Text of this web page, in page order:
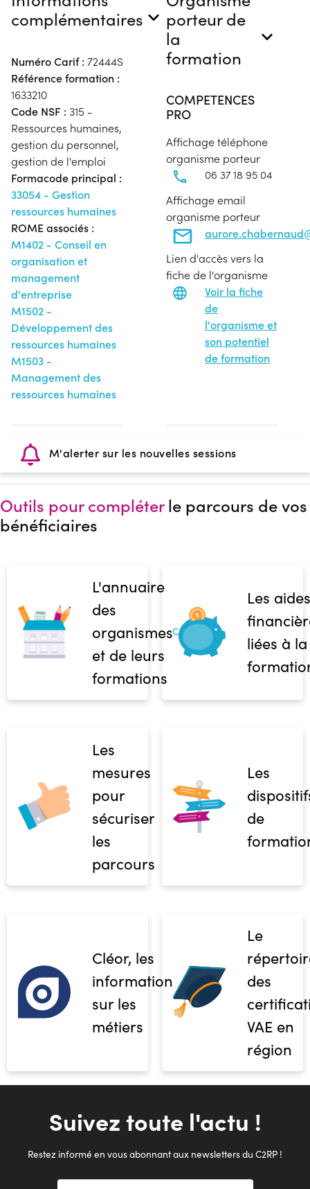
complémentaires
Numéro Carif : 72444S
Référence formation :
1633210
Code NSF : 315 -
Ressources humaines,
gestion du personnel,
gestion de l'emploi
Formacode principal :
33054 - Gestion
ressources humaines
ROME associés :
M1402 - Conseil en
organisation et
management
d'entreprise
M1502 -
Développement des
ressources humaines
M1503 -
Management des
ressources humaines
porteur de
la
formation
COMPETENCES
PRO
Affichage téléphone
organisme porteur
06 37 18 95 04
Affichage email
organisme porteur
Lien d'accès vers la
fiche de l'organisme
Voir la fiche
de
l'organisme et
son potentiel
de formation
M'alerter sur les nouvelles sessions
Outils pour compléterle parcours de vos
bénéficiaires
L'annuaire
des
organismes
et de leurs
formations
Les aides
liées à la
Les
mesures
pour
sécuriser
les
parcours
Les
de
Cléor, les
informations
sur les
métiers
Le
des
VAE en
région
Suivez toute l'actu !
Restez informé en vous abonnant aux newsletters du C2RP !